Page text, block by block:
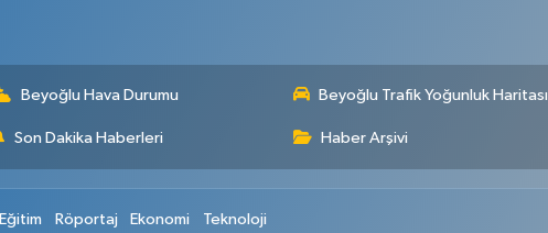
Beyoğlu Hava Durumu Beyoğlu Trafik Yoğunluk Haritası
Son Dakika Haberleri Haber Arşivi
Eğitim Röportaj Ekonomi Teknoloji